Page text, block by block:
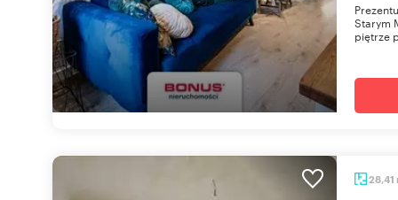
Starym
piętrze
28,41